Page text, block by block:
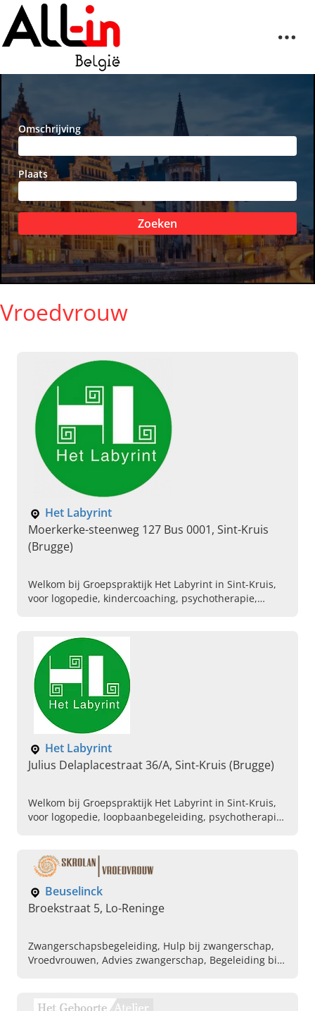
Omschrijving
Plaats
Zoeken
Vroedvrouw
Het Labyrint
Moerkerke-steenweg 127 Bus 0001, Sint-Kruis
(Brugge)
Welkom bij Groepspraktijk Het Labyrint in Sint-Kruis,
voor logopedie, kindercoaching, psychotherapie,
Het Labyrint
Julius Delaplacestraat 36/A, Sint-Kruis (Brugge)
Welkom bij Groepspraktijk Het Labyrint in Sint-Kruis,
voor logopedie, loopbaanbegeleiding, psychotherapie
Beuselinck
Broekstraat 5, Lo-Reninge
Zwangerschapsbegeleiding, Hulp bij zwangerschap,
Vroedvrouwen, Advies zwangerschap, Begeleiding bij